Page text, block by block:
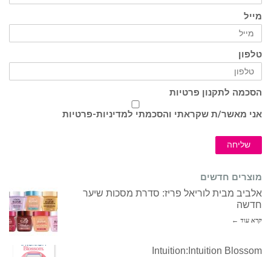
מייל
טלפון
הסכמה לתקנון פרטיות
אני מאשר/ת שקראתי והסכמתי למדיניות-פרטיות
שליחה
מוצרים חדשים
אלביב מבית לוריאל פריז: סדרת מסכות שיער
חדשה
קרא עוד ←
Intuition:Intuition Blossom